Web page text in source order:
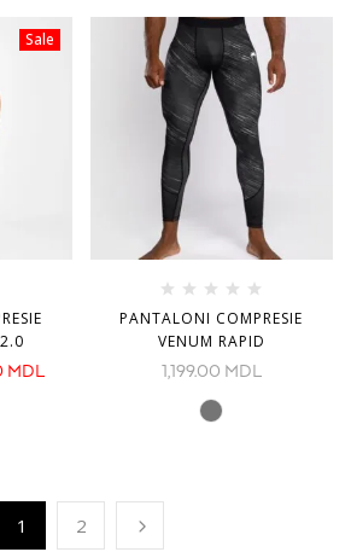
Sale
MDL
PANTALONI COMPRESIE
VENUM RAPID
1,199.00 MDL
1 2